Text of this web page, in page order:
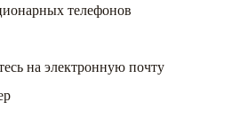
телефонов
на электронную почту